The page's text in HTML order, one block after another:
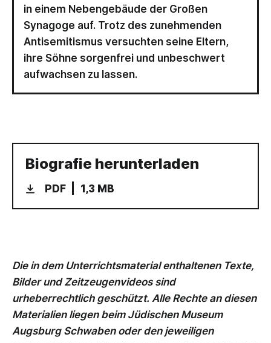
in einem Nebengebäude der Großen
Synagoge auf. Trotz des zunehmenden
Antisemitismus versuchten seine Eltern,
ihre Söhne sorgenfrei und unbeschwert
aufwachsen zu lassen.
Biografie herunterladen
PDF 1,3 MB
Die in dem Unterrichtsmaterial enthaltenen Texte,
Bilder und Zeitzeugenvideos sind
urheberrechtlich geschützt. Alle Rechte an diesen
Materialien liegen beim Jüdischen Museum
Augsburg Schwaben oder den jeweiligen